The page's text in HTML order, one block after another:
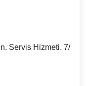
Servis Hizmeti. 7/